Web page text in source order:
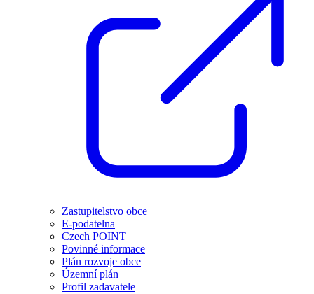
Zastupitelstvo obce
E-podatelna
Czech POINT
Povinné informace
Plán rozvoje obce
Územní plán
Profil zadavatele